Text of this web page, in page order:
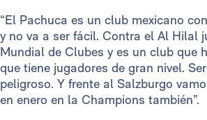
“El Pachuca es un club mexicano
y no va a ser fácil. Contra el Al Hilal
Mundial de Clubes y es un club que
que tiene jugadores de gran nivel.
peligroso. Y frente al Salzburgo
en enero en la Champions también”.